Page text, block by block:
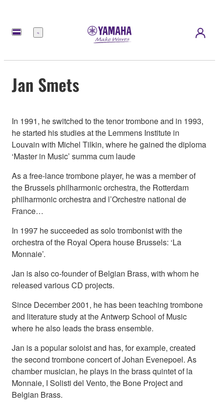
Menü
Jan Smets
In 1991, he switched to the tenor trombone and in 1993,
he started his studies at the Lemmens Institute in
Louvain with Michel Tilkin, where he gained the diploma
‘Master in Music’ summa cum laude
As a free-lance trombone player, he was a member of
the Brussels philharmonic orchestra, the Rotterdam
philharmonic orchestra and l’Orchestre national de
France…
In 1997 he succeeded as solo trombonist with the
orchestra of the Royal Opera house Brussels: ‘La
Monnaie’.
Jan is also co-founder of Belgian Brass, with whom he
released various CD projects.
Since December 2001, he has been teaching trombone
and literature study at the Antwerp School of Music
where he also leads the brass ensemble.
Jan is a popular soloist and has, for example, created
the second trombone concert of Johan Evenepoel. As
chamber musician, he plays in the brass quintet of la
Monnaie, I Solisti del Vento, the Bone Project and
Belgian Brass.